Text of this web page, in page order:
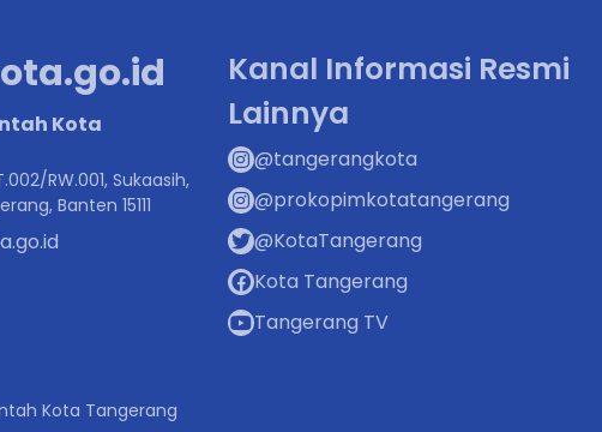
Kota
RW.001, Sukaasih,
Banten 15111
Kanal Informasi Resmi
Lainnya
@tangerangkota
@prokopimkotatangerang
@KotaTangerang
Kota Tangerang
Tangerang TV
Kota Tangerang